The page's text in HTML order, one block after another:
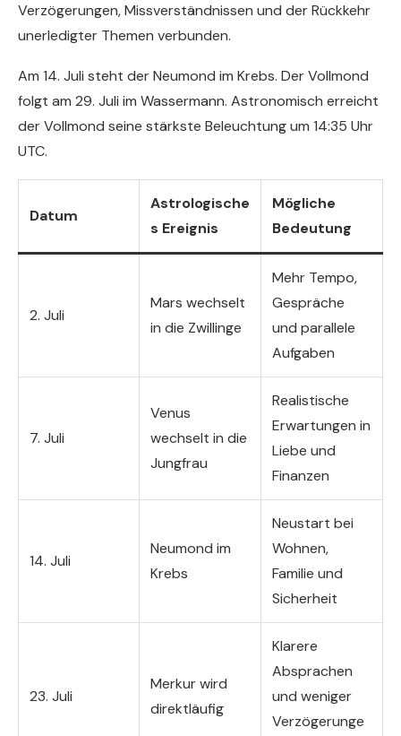
Verzögerungen, Missverständnissen und der Rückkehr
unerledigter Themen verbunden.
Am 14. Juli steht der Neumond im Krebs. Der Vollmond
folgt am 29. Juli im Wassermann. Astronomisch erreicht
der Vollmond seine stärkste Beleuchtung um 14:35 Uhr
UTC.
Datum
Astrologische
s Ereignis
Mögliche
Bedeutung
2. Juli
Mars wechselt
in die Zwillinge
Mehr Tempo,
Gespräche
und parallele
Aufgaben
7. Juli
Venus
wechselt in die
Jungfrau
Realistische
Erwartungen in
Liebe und
Finanzen
14. Juli
Neumond im
Krebs
Neustart bei
Wohnen,
Familie und
Sicherheit
23. Juli
Merkur wird
direktläufig
Klarere
Absprachen
und weniger
Verzögerunge